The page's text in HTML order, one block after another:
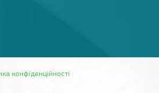
конфіденційності